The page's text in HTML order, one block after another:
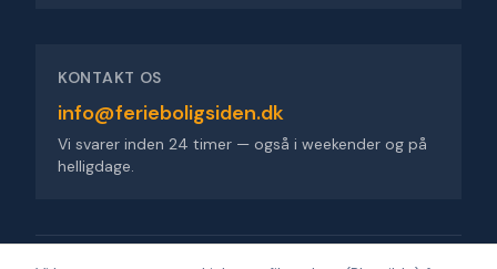
KONTAKT OS
info@ferieboligsiden.dk
Vi svarer inden 24 timer — også i weekender og på
helligdage.